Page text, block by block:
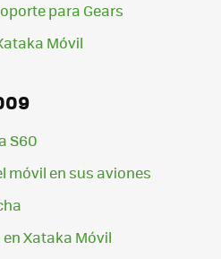
para Gears
Móvil
S60
móvil en sus aviones
Xataka Móvil